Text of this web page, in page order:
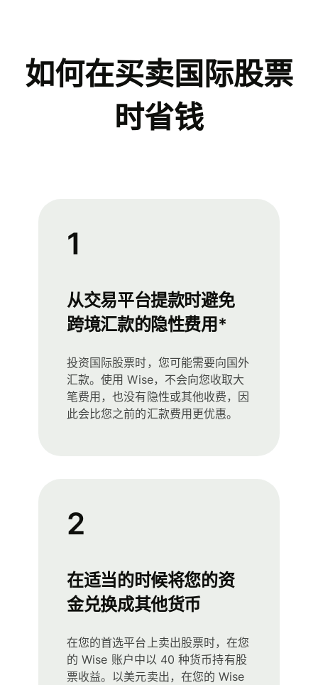
如何在买卖国际股票
时省钱
1
从交易平台提款时避免
跨境汇款的隐性费用*
投资国际股票时，您可能需要向国外
汇款。使用 Wise，不会向您收取大
笔费用，也没有隐性或其他收费，因
此会比您之前的汇款费用更优惠。
2
在适当的时候将您的资
金兑换成其他货币
在您的首选平台上卖出股票时，在您
的 Wise 账户中以 40 种货币持有股
票收益。以美元卖出，在您的 Wise